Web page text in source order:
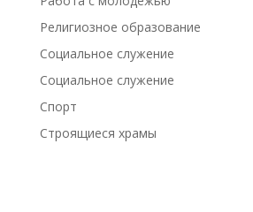
Религиозное образование
Социальное служение
Социальное служение
Спорт
Строящиеся храмы